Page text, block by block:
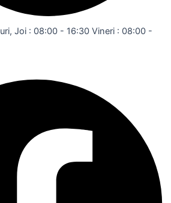
Joi : 08:00 - 16:30 Vineri : 08:00 -